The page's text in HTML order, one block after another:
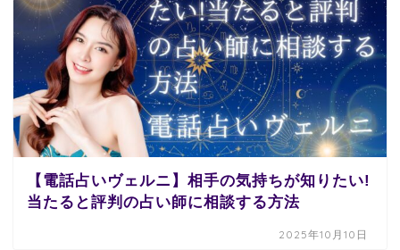
【電話占いヴェルニ】相手の気持ちが知りたい!
当たると評判の占い師に相談する方法
2025年10月10日